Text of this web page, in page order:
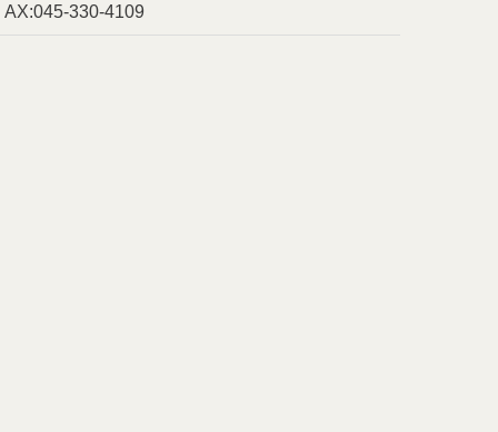
AX:045-330-4109